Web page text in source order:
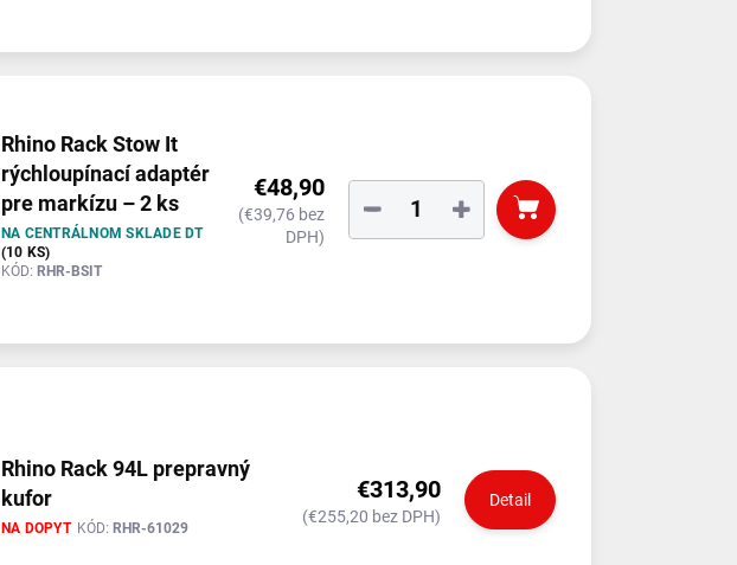
Rhino Rack Stow It
rýchloupínací adaptér
pre markízu – 2 ks
NA CENTRÁLNOM SKLADE DT
(10 KS)
KÓD: RHR-BSIT
€48,90
(€39,76 bez
DPH)
+
−
Rhino Rack 94L prepravný
kufor
NA DOPYT KÓD: RHR-61029
€313,90
(€255,20 bez DPH)
Detail